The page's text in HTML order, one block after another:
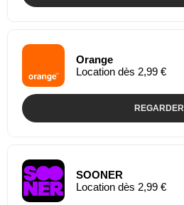
Orange
Location dès 2,99 €
REGARDER
SOONER
Location dès 2,99 €